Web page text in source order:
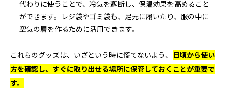
代わりに使うことで、冷気を遮断し、保温効果を高めること
ができます。レジ袋やゴミ袋も、足元に履いたり、服の中に
空気の層を作るために活用できます。
これらのグッズは、いざという時に慌てないよう、 日頃から使い
方を確認し、すぐに取り出せる場所に保管しておくことが重要で
す。